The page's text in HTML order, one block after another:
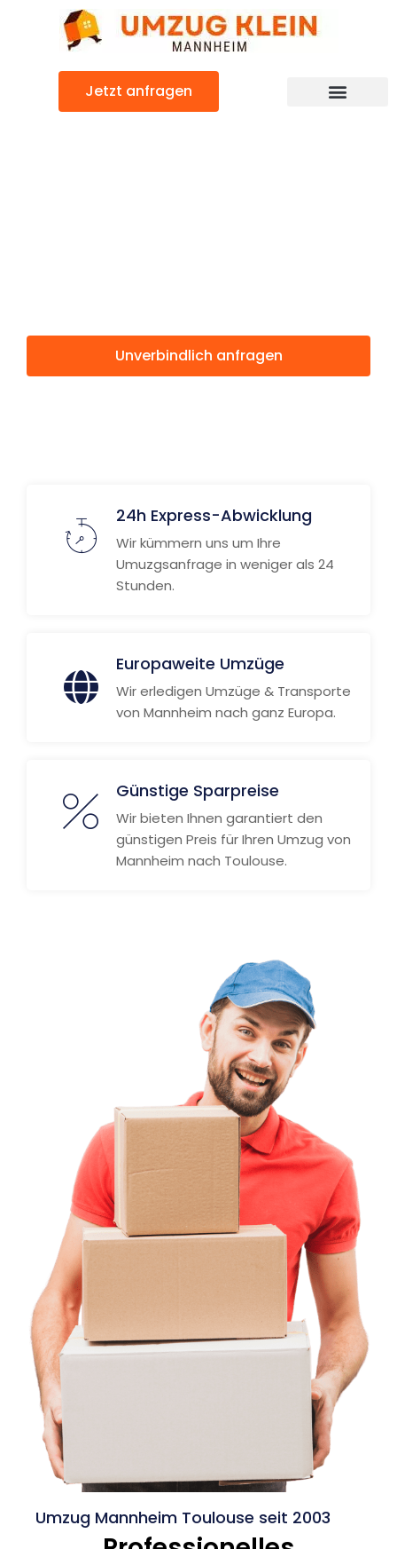
Jetzt anfragen
Unverbindlich anfragen
24h Express-Abwicklung
Wir kümmern uns um Ihre
Umuzgsanfrage in weniger als 24
Stunden.
Europaweite Umzüge
Wir erledigen Umzüge & Transporte
von Mannheim nach ganz Europa.
Günstige Sparpreise
Wir bieten Ihnen garantiert den
günstigen Preis für Ihren Umzug von
Mannheim nach Toulouse.
Umzug Mannheim Toulouse seit 2003